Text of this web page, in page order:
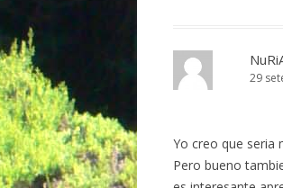
29
Yo creo que seria
Pero bueno